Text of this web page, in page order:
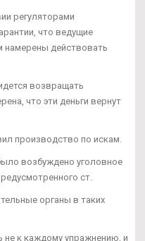
регуляторами
что ведущие
намерены действовать
возвращать
что эти деньги вернут
производство по искам.
возбуждено уголовное
ст.
органы в таких
не к каждому упражнению, и